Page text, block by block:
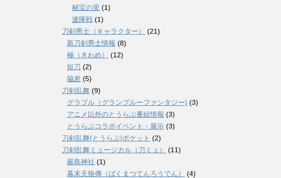
秘宝の里 (1)
連隊戦 (1)
刀剣男士（キャラクター）
(21)
新刀剣男士情報 (8)
極（きわめ）
(12)
短刀 (2)
脇差 (5)
刀剣乱舞 (9)
グラブル（グランブルーファンタジー) (3)
アニメ以外のとうらぶ番組情報 (3)
とうらぶコラボイベント・展示 (3)
刀剣乱舞(とうらぶ)ポケット (2)
刀剣乱舞ミュージカル（刀ミュ）
(11)
嚴島神社 (1)
幕末天狼傳（ばくまつてんろうでん）
(4)